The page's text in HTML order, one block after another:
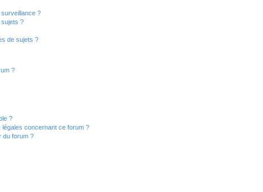
?
?
de sujets ?
?
?
concernant ce forum ?
du forum ?